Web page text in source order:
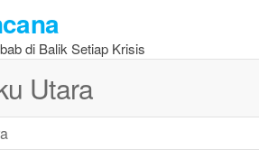
di Balik Setiap Krisis
Utara